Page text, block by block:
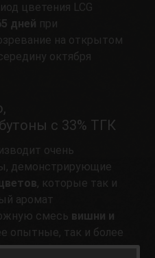
цветения LCG
дней при
на открытом
октября
с 33% ТГК
очень
демонстрирующие
, которые так и
аромат
смесь вишни и
опытные, так и более
потенциал...